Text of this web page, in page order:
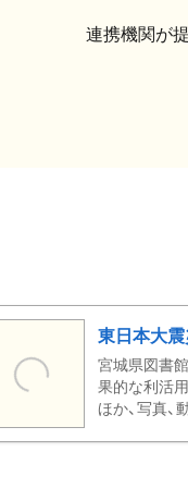
連携機関が
東日本大
宮城県図書
果的な利活
ほか、写真、